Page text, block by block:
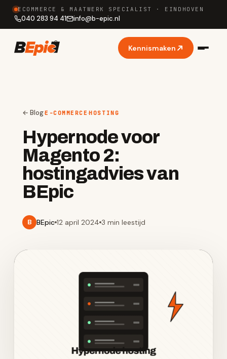
ECOMMERCE & MAATWERK SPECIALIST · EINDHOVEN
040 283 94 41 info@b-epic.nl
Kennismaken
← Blog·E-COMMERCE·HOSTING
Hypernode voor
Magento 2:
hostingadvies van
BEpic
B BEpic 12 april 2024 3 min leestijd